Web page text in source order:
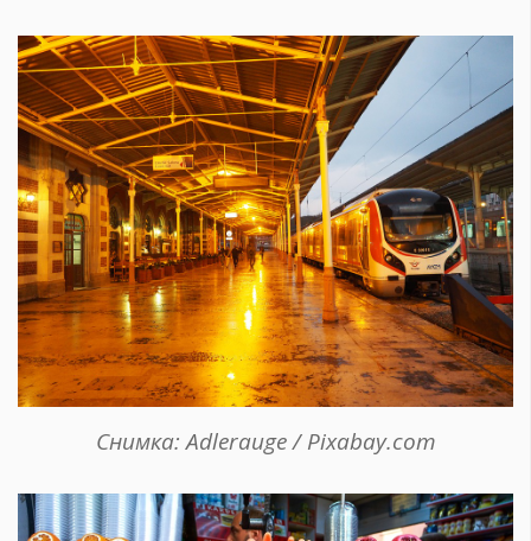
Снимка: Adlerauge / Pixabay.com